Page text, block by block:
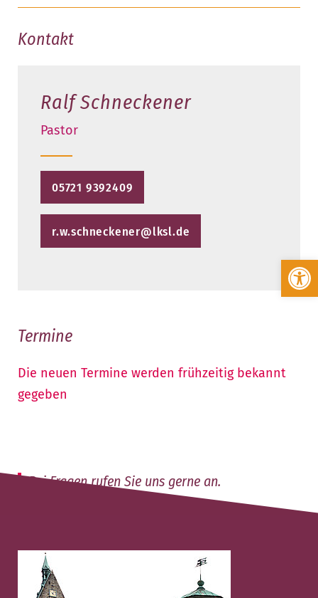
Werkzeugleiste öffnen
Kontakt
Ralf Schneckener
Pastor
05721 9392409
r.w.schneckener@lksl.de
Termine
Die neuen Termine werden frühzeitig bekannt
gegeben
Bei Fragen rufen Sie uns gerne an.